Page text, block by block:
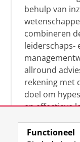
behulp van
combineren
leiderschaps-
allround
rekening met
doel om
en effectieve
manier te
Functioneel